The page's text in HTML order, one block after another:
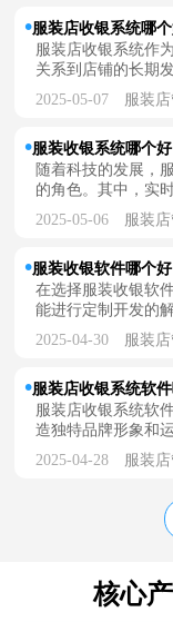
服装店收银系统哪
服装店收银系统作
关系到店铺的长期
2025-05-07 服装
服装收银系统哪个
随着科技的发展，
的角色。其中，实
2025-05-06 服装
服装收银软件哪个
在选择服装收银软
能进行定制开发的
2025-04-30 服装
服装店收银系统软
服装店收银系统软
造独特品牌形象和
2025-04-28 服装
核心